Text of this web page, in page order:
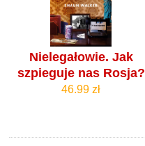
Nielegałowie. Jak
szpieguje nas Rosja?
46.99 zł